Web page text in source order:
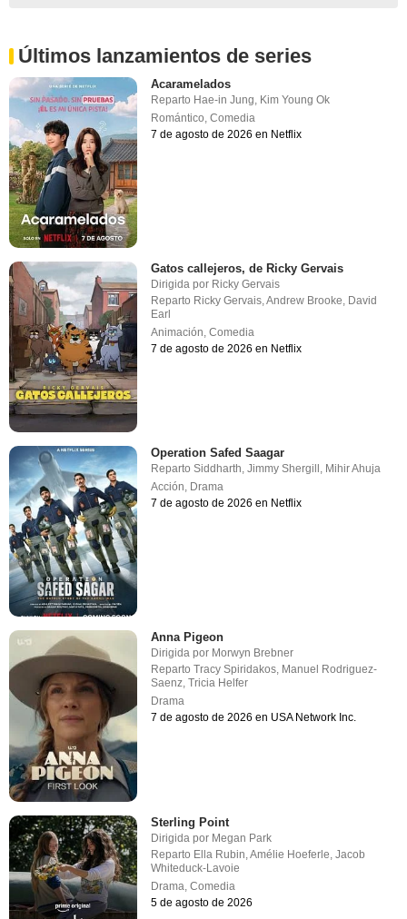
Últimos lanzamientos de series
Acaramelados
Reparto Hae-in Jung Kim Young Ok
Romántico ,Comedia
7 de agosto de 2026 en Netflix
Gatos callejeros, de Ricky Gervais
Dirigida por Ricky Gervais
Reparto Ricky Gervais,Andrew Brooke, David
Earl
Animación,Comedia
7 de agosto de 2026 en Netflix
Operation Safed Saagar
RepartoSiddharth,Jimmy Shergill , Mihir Ahuja
Acción, Drama
7 de agosto de 2026 en Netflix
Anna Pigeon
Dirigida por Morwyn Brebner
RepartoTracy Spiridakos, Manuel Rodriguez-
Saenz,Tricia Helfer
Drama
7 de agosto de 2026 en USA Network Inc.
Sterling Point
Dirigida por Megan Park
Reparto Ella Rubin,Amélie Hoeferle,Jacob
Whiteduck-Lavoie
Drama,Comedia
5 de agosto de 2026